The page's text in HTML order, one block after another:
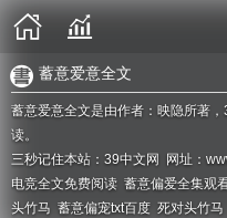
蓄意爱意全文
蓄意爱意全文是由作者：映隐所著
读。
三秒记住本站：39中文网 网址：
电竞全文免费阅读 蓄意偏爱全集观
头竹马 蓄意偏宠txt百度 死对头竹马